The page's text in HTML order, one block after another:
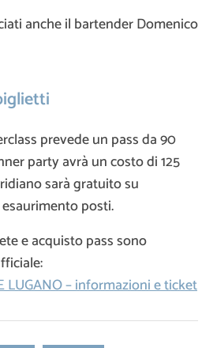
anche il bartenderDomenico
prevede un pass da 90
party avrà un costo di 125
sarà gratuito su
posti.
e acquisto pass sono
LUGANO – informazioni e ticket